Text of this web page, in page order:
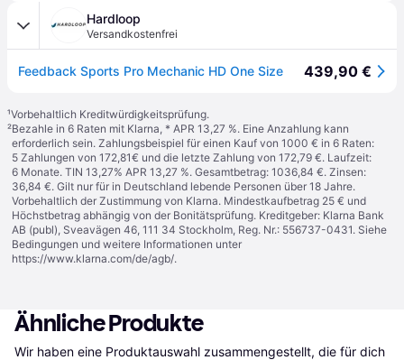
Hardloop
Versandkostenfrei
Feedback Sports Pro Mechanic HD One Size 439,90 €
¹Vorbehaltlich Kreditwürdigkeitsprüfung.
²Bezahle in 6 Raten mit Klarna, * APR 13,27 %. Eine Anzahlung kann
erforderlich sein. Zahlungsbeispiel für einen Kauf von 1000 € in 6 Raten:
5 Zahlungen von 172,81€ und die letzte Zahlung von 172,79 €. Laufzeit:
6 Monate. TIN 13,27% APR 13,27 %. Gesamtbetrag: 1036,84 €. Zinsen:
36,84 €. Gilt nur für in Deutschland lebende Personen über 18 Jahre.
Vorbehaltlich der Zustimmung von Klarna. Mindestkaufbetrag 25 € und
Höchstbetrag abhängig von der Bonitätsprüfung. Kreditgeber: Klarna Bank
AB (publ), Sveavägen 46, 111 34 Stockholm, Reg. Nr.: 556737-0431. Siehe
Bedingungen und weitere Informationen unter
https://www.klarna.com/de/agb/.
Ähnliche Produkte
Wir haben eine Produktauswahl zusammengestellt, die für dich